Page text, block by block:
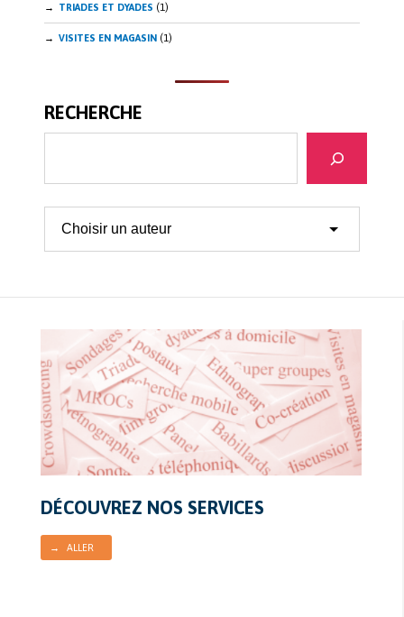
TRIADES ET DYADES (1)
VISITES EN MAGASIN (1)
RECHERCHE
DÉCOUVREZ NOS SERVICES
→ ALLER